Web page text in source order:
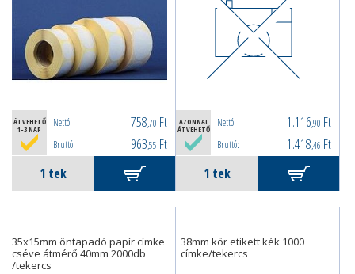
ÁTVEHETŐ
1-3 NAP
Nettó: 758,70 Ft
Bruttó: 963,55 Ft
AZONNAL
ÁTVEHETŐ
Nettó: 1.116,90 Ft
Bruttó: 1.418,46 Ft
35x15mm öntapadó papír címke
cséve átmérő 40mm 2000db
/tekercs
38mm kör etikett kék 1000
címke/tekercs